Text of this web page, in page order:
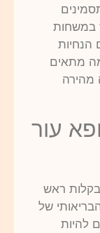
במשחות
הנחיות
מה מתאים
מהירה
עור
ראש
של
להיות